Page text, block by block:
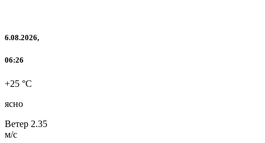
6.08.2026,
06:26
+25 °C
ясно
Ветер 2.35
м/с